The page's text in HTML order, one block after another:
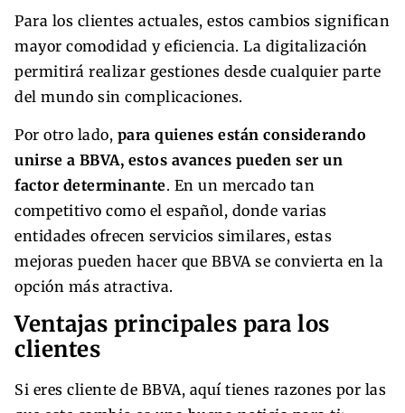
Para los clientes actuales, estos cambios significan
mayor comodidad y eficiencia. La digitalización
permitirá realizar gestiones desde cualquier parte
del mundo sin complicaciones.
Por otro lado, para quienes están considerando
unirse a BBVA, estos avances pueden ser un
factor determinante. En un mercado tan
competitivo como el español, donde varias
entidades ofrecen servicios similares, estas
mejoras pueden hacer que BBVA se convierta en la
opción más atractiva.
Ventajas principales para los
clientes
Si eres cliente de BBVA, aquí tienes razones por las